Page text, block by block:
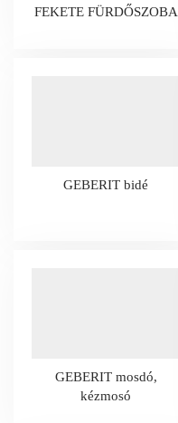
FEKETE FÜRDŐSZOBA
GEBERIT bidé
GEBERIT mosdó,
kézmosó